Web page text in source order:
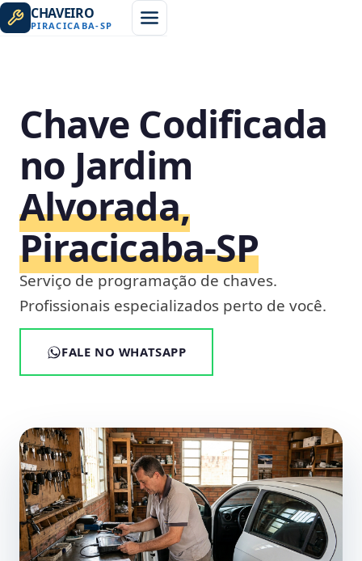
CHAVEIRO
PIRACICABA-SP
Chave Codificada
no Jardim
Alvorada,
Piracicaba‑SP
Serviço de programação de chaves.
Profissionais especializados perto de você.
FALE NO WHATSAPP